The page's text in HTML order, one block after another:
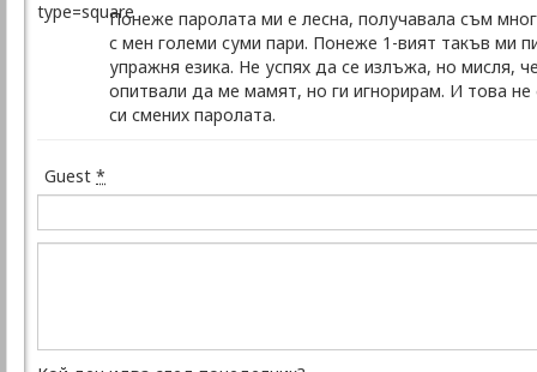
Понеже паролата ми е лесна, получавала съм
с мен големи суми пари. Понеже 1-вият такъв ми
упражня езика. Не успях да се излъжа, но мисля,
опитвали да ме мамят, но ги игнорирам. И това
си смених паролата.
Guest *